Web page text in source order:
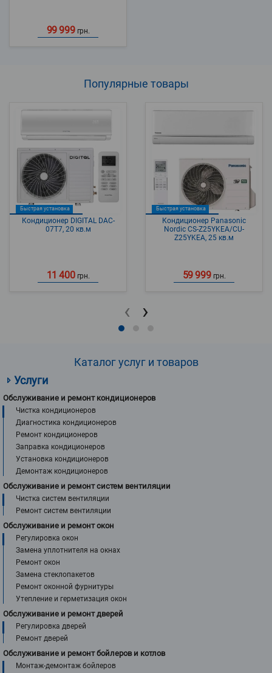
99 999 грн.
Популярные товары
Быстрая установка
Кондиционер DIGITAL DAC-
07T7, 20 кв.м
11 400 грн.
Быстрая установка
Кондиционер Panasonic
Nordic CS-Z25YKEA/CU-
Z25YKEA, 25 кв.м
59 999 грн.
‹ ›
Каталог услуг и товаров
Услуги
Обслуживание и ремонт кондиционеров
Чистка кондиционеров
Диагностика кондиционеров
Ремонт кондиционеров
Заправка кондиционеров
Установка кондиционеров
Демонтаж кондиционеров
Обслуживание и ремонт систем вентиляции
Чистка систем вентиляции
Ремонт систем вентиляции
Обслуживание и ремонт окон
Регулировка окон
Замена уплотнителя на окнах
Ремонт окон
Замена стеклопакетов
Ремонт оконной фурнитуры
Утепление и герметизация окон
Обслуживание и ремонт дверей
Регулировка дверей
Ремонт дверей
Обслуживание и ремонт бойлеров и котлов
Монтаж-демонтаж бойлеров